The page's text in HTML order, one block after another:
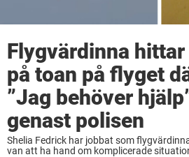
Flygvärdinna
på toan på flyget
”Jag behöver
genast polisen
Shelia Fedrick har jobbat som
van att ha hand om komplicerade